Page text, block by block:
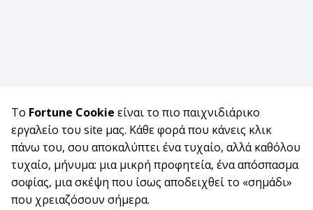
Το Fortune Cookie είναι το πιο παιχνιδιάρικο
εργαλείο του site μας. Κάθε φορά που κάνεις κλικ
πάνω του, σου αποκαλύπτει ένα τυχαίο, αλλά καθόλου
τυχαίο, μήνυμα: μια μικρή προφητεία, ένα απόσπασμα
σοφίας, μια σκέψη που ίσως αποδειχθεί το «σημάδι»
που χρειαζόσουν σήμερα.